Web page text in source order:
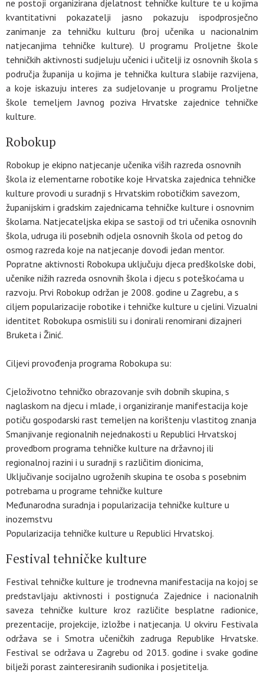
ne postoji organizirana djelatnost tehničke kulture te u kojima
kvantitativni pokazatelji jasno pokazuju ispodprosječno
zanimanje za tehničku kulturu (broj učenika u nacionalnim
natjecanjima tehničke kulture). U programu Proljetne škole
tehničkih aktivnosti sudjeluju učenici i učitelji iz osnovnih škola s
područja županija u kojima je tehnička kultura slabije razvijena,
a koje iskazuju interes za sudjelovanje u programu Proljetne
škole temeljem Javnog poziva Hrvatske zajednice tehničke
kulture.
Robokup
Robokup je ekipno natjecanje učenika viših razreda osnovnih
škola iz elementarne robotike koje Hrvatska zajednica tehničke
kulture provodi u suradnji s Hrvatskim robotičkim savezom,
županijskim i gradskim zajednicama tehničke kulture i osnovnim
školama. Natjecateljska ekipa se sastoji od tri učenika osnovnih
škola, udruga ili posebnih odjela osnovnih škola od petog do
osmog razreda koje na natjecanje dovodi jedan mentor.
Popratne aktivnosti Robokupa uključuju djeca predškolske dobi,
učenike nižih razreda osnovnih škola i djecu s poteškoćama u
razvoju. Prvi Robokup održan je 2008. godine u Zagrebu, a s
ciljem popularizacije robotike i tehničke kulture u cjelini. Vizualni
identitet Robokupa osmislili su i donirali renomirani dizajneri
Bruketa i Žinić.
Ciljevi provođenja programa Robokupa su:
Cjeloživotno tehničko obrazovanje svih dobnih skupina, s
naglaskom na djecu i mlade, i organiziranje manifestacija koje
potiču gospodarski rast temeljen na korištenju vlastitog znanja
Smanjivanje regionalnih nejednakosti u Republici Hrvatskoj
provedbom programa tehničke kulture na državnoj ili
regionalnoj razini i u suradnji s različitim dionicima,
Uključivanje socijalno ugroženih skupina te osoba s posebnim
potrebama u programe tehničke kulture
Međunarodna suradnja i popularizacija tehničke kulture u
inozemstvu
Popularizacija tehničke kulture u Republici Hrvatskoj.
Festival tehničke kulture
Festival tehničke kulture je trodnevna manifestacija na kojoj se
predstavljaju aktivnosti i postignuća Zajednice i nacionalnih
saveza tehničke kulture kroz različite besplatne radionice,
prezentacije, projekcije, izložbe i natjecanja. U okviru Festivala
održava se i Smotra učeničkih zadruga Republike Hrvatske.
Festival se održava u Zagrebu od 2013. godine i svake godine
bilježi porast zainteresiranih sudionika i posjetitelja.